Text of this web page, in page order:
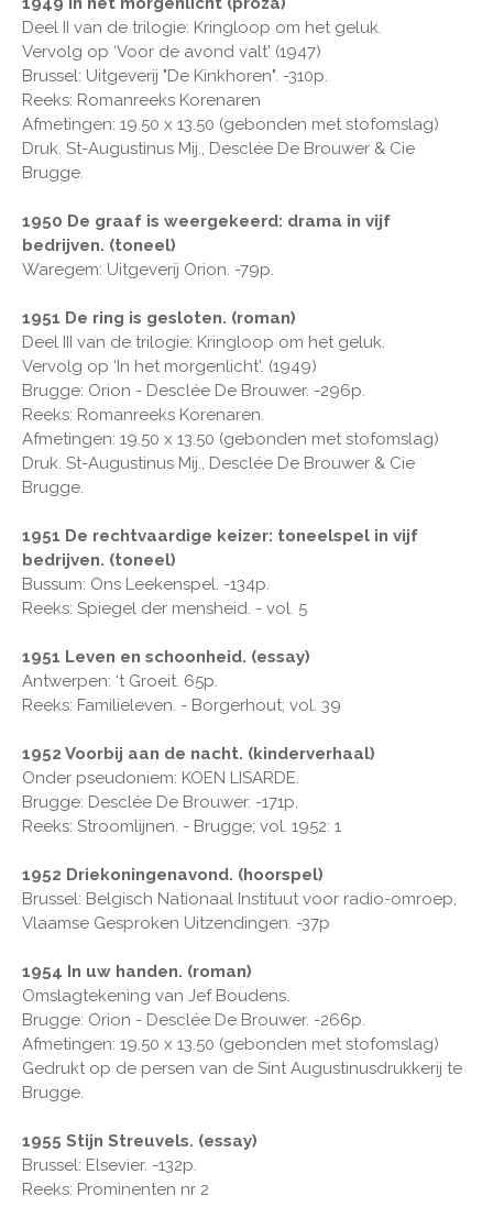
Deel II van de trilogie: Kringloop om het geluk.
Vervolg op ‘Voor de avond valt' (1947)
Brussel: Uitgeverij "De Kinkhoren". -310p.
Reeks: Romanreeks Korenaren
Afmetingen: 19.50 x 13.50 (gebonden met stofomslag)
Druk. St-Augustinus Mij., Desclée De Brouwer & Cie
Brugge.
1950 De graaf is weergekeerd: drama in vijf
bedrijven. (toneel)
Waregem: Uitgeverij Orion. -79p.
1951 De ring is gesloten. (roman)
Deel III van de trilogie: Kringloop om het geluk.
Vervolg op ‘In het morgenlicht'. (1949)
Brugge: Orion - Desclée De Brouwer. -296p.
Reeks: Romanreeks Korenaren.
Afmetingen: 19.50 x 13.50 (gebonden met stofomslag)
Druk. St-Augustinus Mij., Desclée De Brouwer & Cie
Brugge.
1951 De rechtvaardige keizer: toneelspel in vijf
bedrijven. (toneel)
Bussum: Ons Leekenspel. -134p.
Reeks: Spiegel der mensheid. - vol. 5
1951 Leven en schoonheid. (essay)
Antwerpen: ‘t Groeit. 65p.
Reeks: Familieleven. - Borgerhout; vol. 39
1952 Voorbij aan de nacht. (kinderverhaal)
Onder pseudoniem: KOEN LISARDE.
Brugge: Desclée De Brouwer. -171p.
Reeks: Stroomlijnen. - Brugge; vol. 1952: 1
1952 Driekoningenavond. (hoorspel)
Brussel: Belgisch Nationaal Instituut voor radio-omroep,
Vlaamse Gesproken Uitzendingen. -37p
1954 In uw handen. (roman)
Omslagtekening van Jef Boudens.
Brugge: Orion - Desclée De Brouwer. -266p.
Afmetingen: 19.50 x 13.50 (gebonden met stofomslag)
Gedrukt op de persen van de Sint Augustinusdrukkerij te
Brugge.
1955 Stijn Streuvels. (essay)
Brussel: Elsevier. -132p.
Reeks: Prominenten nr 2